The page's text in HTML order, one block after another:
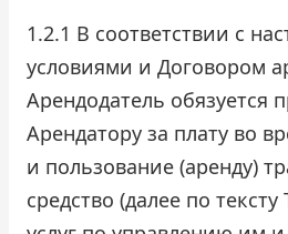
1.2.1 В соответствии с
условиями и Договором
Арендодатель обязуется
Арендатору за плату во
и пользование (аренду)
средство (далее по